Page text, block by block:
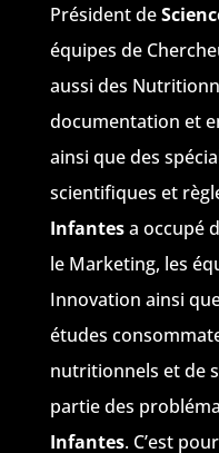
Président de
équipes de
aussi des
documentation et
ainsi que des
scientifiques et
Infantesa occupé
le Marketing, les
Innovation ainsi
études
nutritionnels et de
partie des
Infantes. C’est